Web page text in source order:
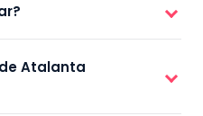
Atalanta